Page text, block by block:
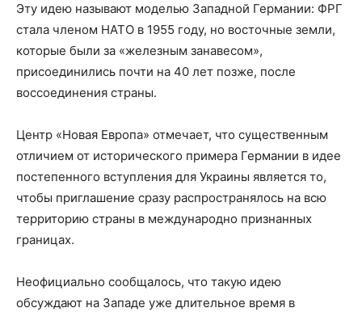
Эту идею называют моделью Западной Германии: ФРГ
стала членом НАТО в 1955 году, но восточные земли,
которые были за «железным занавесом»,
присоединились почти на 40 лет позже, после
воссоединения страны.
Центр «Новая Европа» отмечает, что существенным
отличием от исторического примера Германии в идее
постепенного вступления для Украины является то,
чтобы приглашение сразу распространялось на всю
территорию страны в международно признанных
границах.
Неофициально сообщалось, что такую идею
обсуждают на Западе уже длительное время в